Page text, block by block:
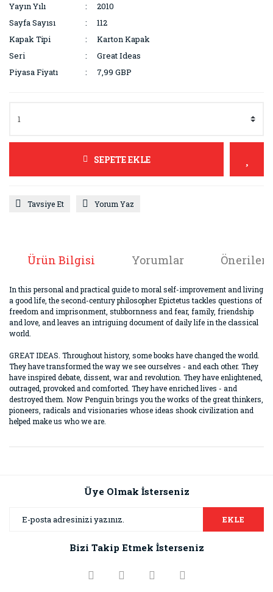
Yayın Yılı
2010
Sayfa Sayısı
112
Kapak Tipi
Karton Kapak
Seri
Great Ideas
Piyasa Fiyatı
7,99 GBP
SEPETE EKLE
Tavsiye Et Yorum Yaz
Ürün Bilgisi Yorumlar
In this personal and practical guide to moral self-improvement and living
a good life, the second-century philosopher Epictetus tackles questions of
freedom and imprisonment, stubbornness and fear, family, friendship
and love, and leaves an intriguing document of daily life in the classical
world.
GREAT IDEAS. Throughout history, some books have changed the world.
They have transformed the way we see ourselves - and each other. They
have inspired debate, dissent, war and revolution. They have enlightened,
outraged, provoked and comforted. They have enriched lives - and
destroyed them. Now Penguin brings you the works of the great thinkers,
pioneers, radicals and visionaries whose ideas shook civilization and
helped make us who we are.
Görüş ve önerileriniz için teşekkür ederiz.
Ürün resmi kalitesiz, bozuk veya görüntülenemiyor.
Ürün bilgilerinde hatalar bulunuyor.
Üye Olmak İsterseniz
EKLE
Bizi Takip Etmek İsterseniz